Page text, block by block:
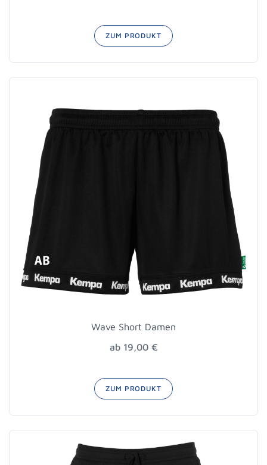
ZUM PRODUKT
Wave Short Damen
ab 19,00 €
ZUM PRODUKT